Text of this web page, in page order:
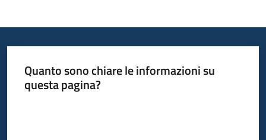
Quanto sono chiare le informazioni su
questa pagina?